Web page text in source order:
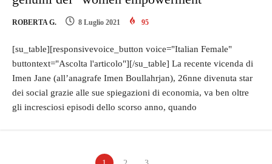
ROBERTA G. 8 Luglio 2021 95
[su_table][responsivevoice_button voice="Italian Female"
buttontext="Ascolta l'articolo"][/su_table] La recente vicenda di
Imen Jane (all’anagrafe Imen Boullahrjan), 26nne divenuta star
dei social grazie alle sue spiegazioni di economia, va ben oltre
gli incresciosi episodi dello scorso anno, quando